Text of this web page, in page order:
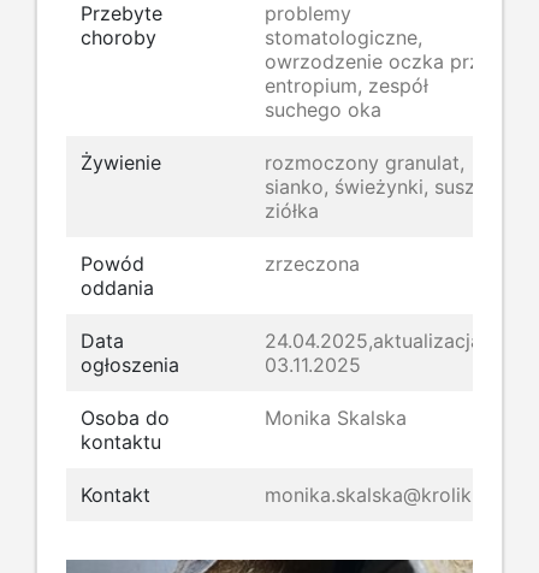
Przebyte
choroby
problemy
stomatologiczne,
owrzodzenie oczka przez
entropium, zespół
suchego oka
Żywienie
rozmoczony granulat,
sianko, świeżynki, suszone
ziółka
Powód
oddania
zrzeczona
Data
ogłoszenia
24.04.2025,aktualizacja
03.11.2025
Osoba do
kontaktu
Monika Skalska
Kontakt monika.skalska@kroliki.net